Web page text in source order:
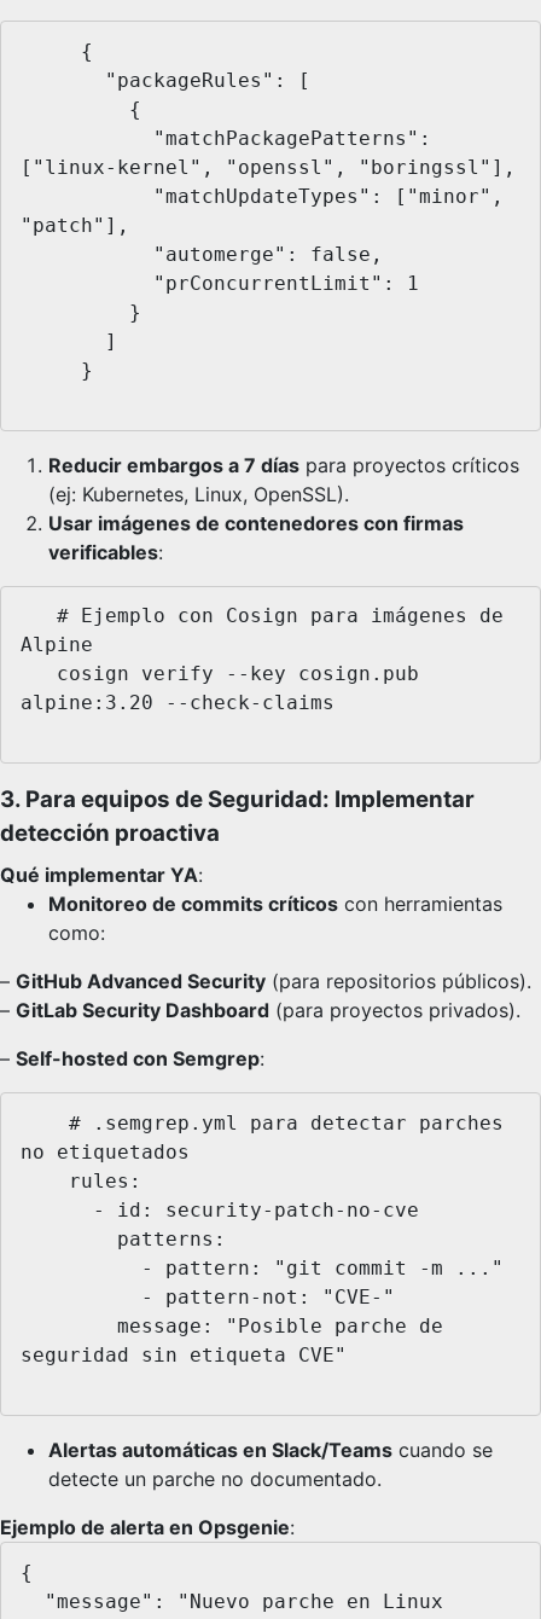
["linux-kernel", "openssl", "boringssl"],
"patch"],
Reducir embargos a 7 días para proyectos críticos
(ej: Kubernetes, Linux, OpenSSL).
Usar imágenes de contenedores con firmas
verificables:
Alpine
alpine:3.20 --check-claims
3. Para equipos de Seguridad: Implementar
detección proactiva
Qué implementar YA:
Monitoreo de commits críticos con herramientas
como:
– GitHub Advanced Security (para repositorios públicos).
– GitLab Security Dashboard (para proyectos privados).
– Self-hosted con Semgrep:
no etiquetados
seguridad sin etiqueta CVE"
Alertas automáticas en Slack/Teams cuando se
detecte un parche no documentado.
Ejemplo de alerta en Opsgenie:
{